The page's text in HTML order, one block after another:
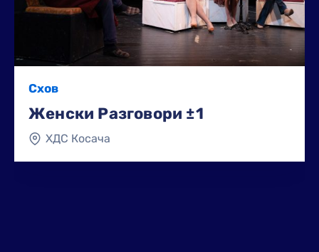
Схов
Женски Разговори ±1
ХДС Косача